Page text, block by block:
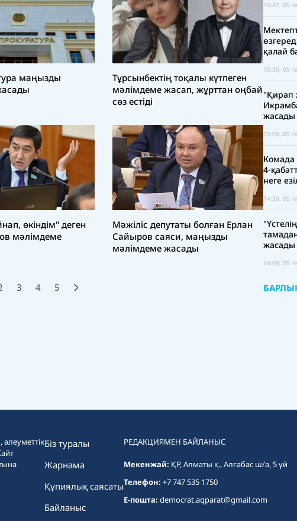
маңызды
Тұрсынбектің тоқалы күтпеген
мәлімдеме жасап, жұрттан оңбай
сөз естіді
өкіндім" деген
мәлімдеме
Мәжіліс депутаты болған Ерлан
Сайыров саяси, маңызды
мәлімдеме жасады
3 4 5
15:47, 05
қалай
15:30, 05
"Қирап
жасады
15:00, 05
Комада
4-
неге
14:30, 05
жасады
14:00, 05
әлеуметтікБіз туралы
Жарнама
Құпиялық саясаты
Байланыс
РЕДАКЦИЯМЕН БАЙЛАНЫС
Мекенжай: ҚР, Алматы қ., Алғабас ш/а, 5 үй
Телефон: +7 747 535 1750
E-пошта: democrat.aqparat@gmail.com